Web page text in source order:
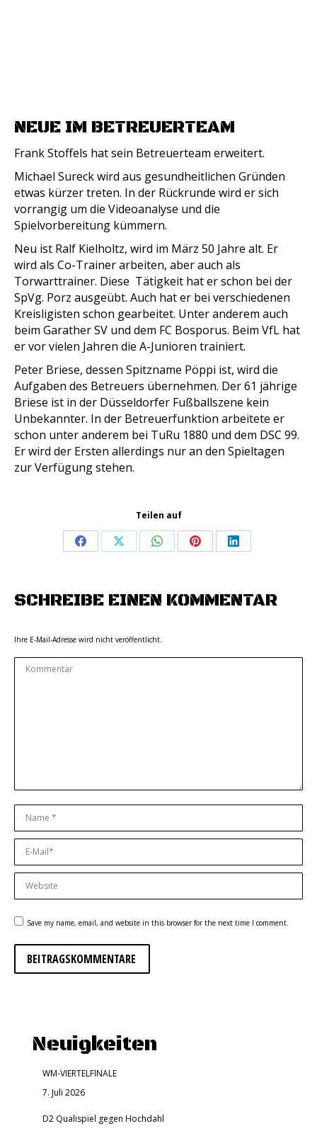
NEUE IM BETREUERTEAM
Frank Stoffels hat sein Betreuerteam erweitert.
Michael Sureck wird aus gesundheitlichen Gründen
etwas kürzer treten. In der Rückrunde wird er sich
vorrangig um die Videoanalyse und die
Spielvorbereitung kümmern.
Neu ist Ralf Kielholtz, wird im März 50 Jahre alt. Er
wird als Co-Trainer arbeiten, aber auch als
Torwarttrainer. Diese Tätigkeit hat er schon bei der
SpVg. Porz ausgeübt. Auch hat er bei verschiedenen
Kreisligisten schon gearbeitet. Unter anderem auch
beim Garather SV und dem FC Bosporus. Beim VfL hat
er vor vielen Jahren die A-Junioren trainiert.
Peter Briese, dessen Spitzname Pöppi ist, wird die
Aufgaben des Betreuers übernehmen. Der 61 jährige
Briese ist in der Düsseldorfer Fußballszene kein
Unbekannter. In der Betreuerfunktion arbeitete er
schon unter anderem bei TuRu 1880 und dem DSC 99.
Er wird der Ersten allerdings nur an den Spieltagen
zur Verfügung stehen.
Teilen auf
Share
Facebook
Share
X
Share
WhatsApp
Share
Pinterest
Share
LinkedIn
SCHREIBE EINEN KOMMENTAR
Ihre E-Mail-Adresse wird nicht veröffentlicht.
Kommentar
Name *
E-Mail *
Website
Save my name, email, and website in this browser for the next time I comment.
BEITRAGSKOMMENTARE
Neuigkeiten
WM-VIERTELFINALE
7. Juli 2026
D2 Qualispiel gegen Hochdahl